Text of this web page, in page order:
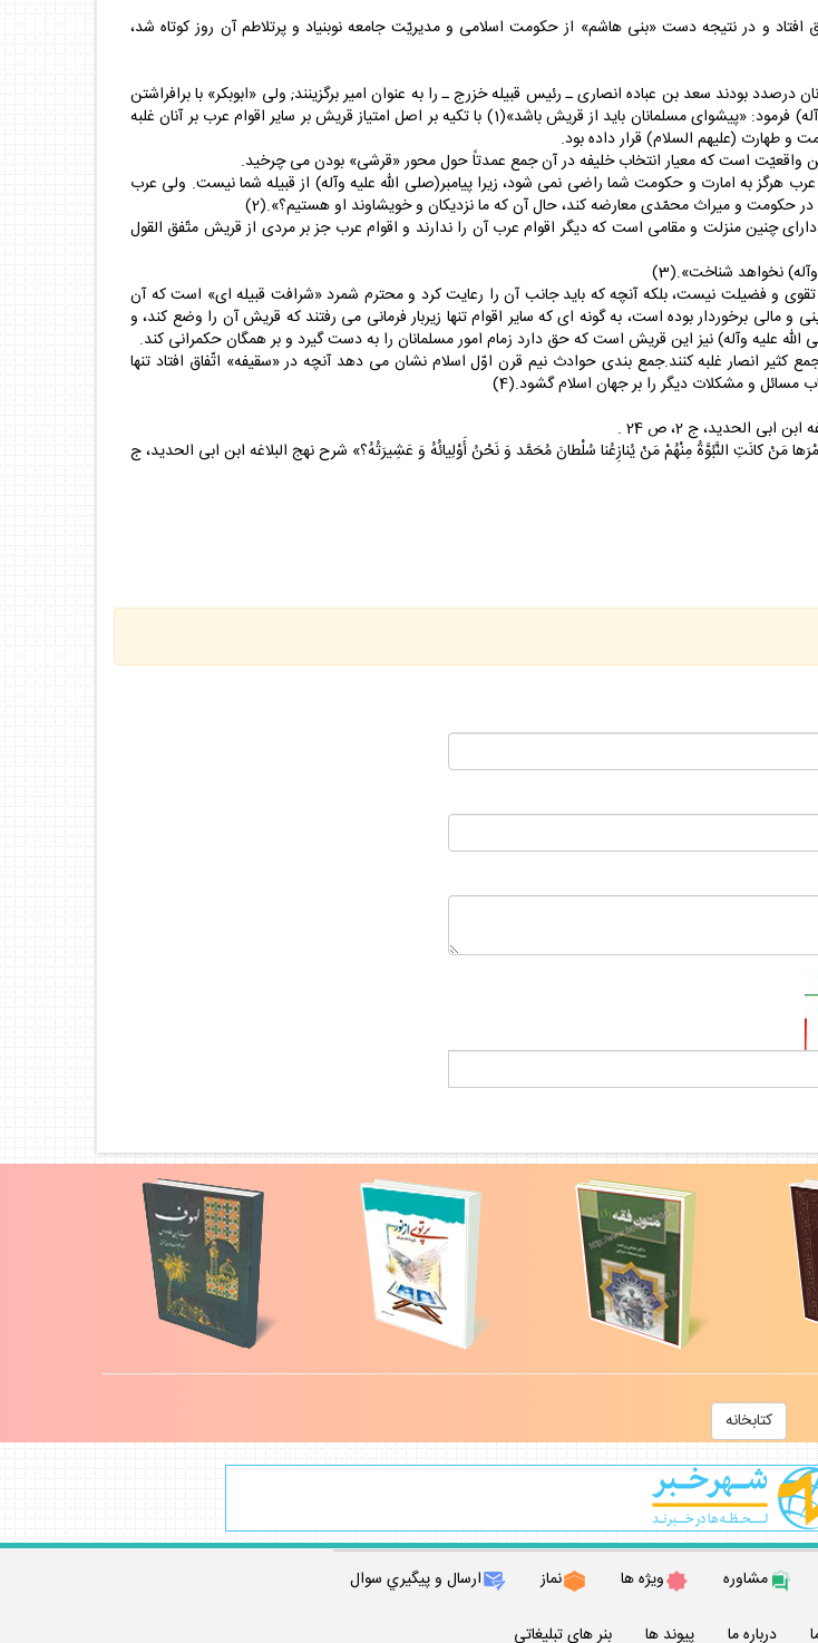
افتاد و در نتيجه دست «بنى هاشم» از حكومت اسلامى و مديريّت جامعه نوبنياد و پرتلاطم آن روز كوتاه شد،
درصدد بودند سعد بن عباده انصارى ـ رئيس قبيله خزرج ـ را به عنوان امير برگزينند; ولى «ابوبكر» با برافراشتن
پرچم فضيلت قريش گروه انصار را شكست داد. وى با اين سخن كه پيامبر(صلى الله عليه وآله) فرمود: «پيشواى مسلمانان بايد از قريش باشد»(1) با تكيه بر اصل امتياز قريش بر ساير اقوام عرب بر آنان غلبه
و طهارت (عليهم السلام) قرار داده بود.
واقعيّت است كه معيار انتخاب خليفه در آن جمع عمدتاً حول محور «قرشى» بودن مى چرخيد.
«به خدا سوگند! عرب هرگز به امارت و حكومت شما راضى نمى شود، زيرا پيامبر(صلى الله عليه وآله) از قبيله شما نيست. ولى عرب
در حكومت و ميراث محمّدى معارضه كند، حال آن كه ما نزديكان و خويشاوند او هستيم؟».(2)
چنين منزلت و مقامى است كه ديگر اقوام عرب آن را ندارند و اقوام عرب جز بر مردى از قريش متّفق القول
نخواهد شناخت».(3)
و فضيلت نيست، بلكه آنچه كه بايد جانب آن را رعايت كرد و محترم شمرد «شرافت قبيله اى» است كه آن
برخوردار بوده است، به گونه اى كه ساير اقوام تنها زيربار فرمانى مى رفتند كه قريش آن را وضع كند، و
عليه وآله) نيز اين قريش است كه حق دارد زمام امور مسلمانان را به دست گيرد و بر همگان حكمرانى كند.
كثير انصار غلبه كنند.جمع بندى حوادث نيم قرن اوّل اسلام نشان مى دهد آنچه در «سقيفه» اتّفاق افتاد تنها
مسائل و مشكلات ديگر را بر جهان اسلام گشود.(4)
مَنْ كانَتِ النَّبُوَّةُ مِنْهُمْ مَنْ يُنازِعُنا سُلْطانَ مُحَمَّد وَ نَحْنُ أَوْلِيائُهُ وَ عَشِيرَتُهُ؟» شرح نهج البلاغه ابن ابى الحديد، ج
كتابخانه
مشاوره ويژه ها نماز ارسال و پيگيري سوال
درباره ما پيوند ها بنر هاي تبليغاتي